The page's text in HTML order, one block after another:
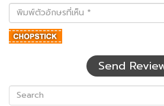
พิมพ์
ตัว
อักษร
ที่
Send